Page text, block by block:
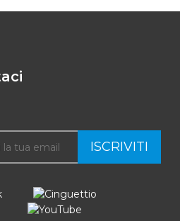
ISCRIVITI